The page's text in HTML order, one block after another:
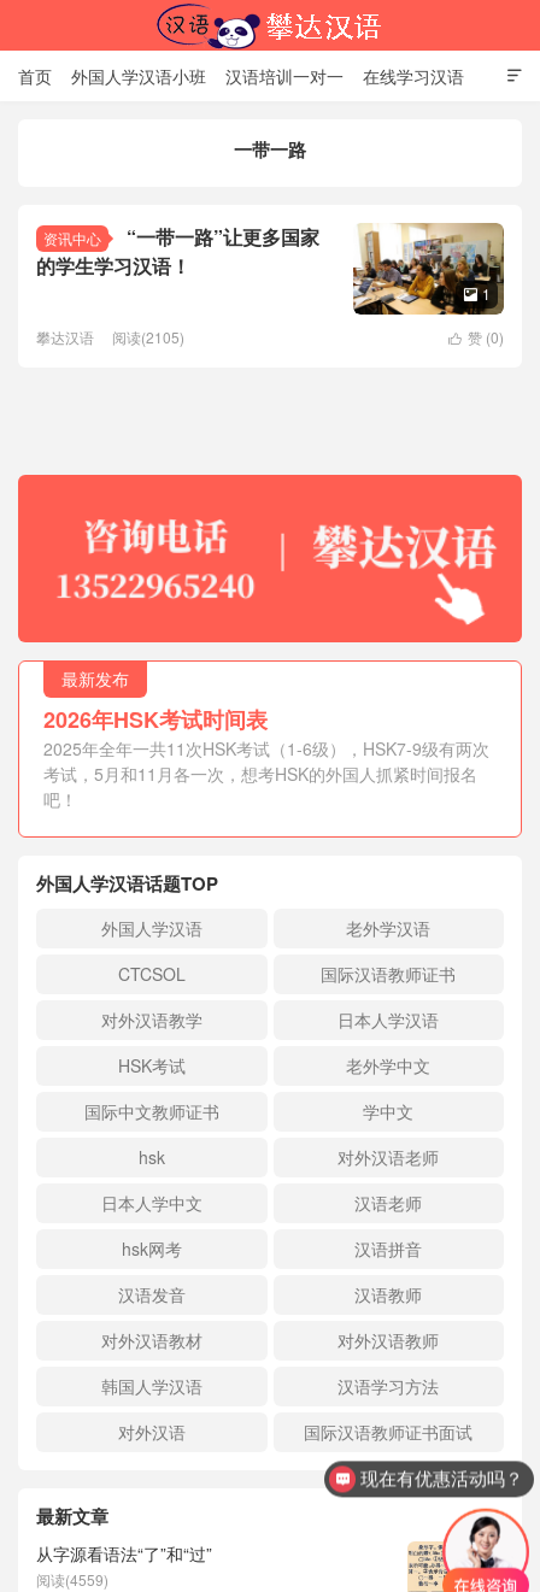

首页 外国人学汉语小班 汉语培训一对一 在线学习汉语
一带一路
资讯中心
“一带一路”让更多国家
的学生学习汉语！
 1
 赞 (0)
攀达汉语 阅读(2105)
最新发布
2026年HSK考试时间表
2025年全年一共11次HSK考试（1-6级），HSK7-9级有两次
考试，5月和11月各一次，想考HSK的外国人抓紧时间报名
吧！
外国人学汉语话题TOP
外国人学汉语
老外学汉语
CTCSOL
国际汉语教师证书
对外汉语教学
日本人学汉语
HSK考试
老外学中文
国际中文教师证书
学中文
hsk
对外汉语老师
日本人学中文
汉语老师
hsk网考
汉语拼音
汉语发音
汉语教师
对外汉语教材
对外汉语教师
韩国人学汉语
汉语学习方法
对外汉语
国际汉语教师证书面试
最新文章
从字源看语法“了”和“过”
阅读(4559)
现在有优惠活动吗？